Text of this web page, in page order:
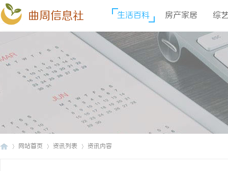
曲周信息社 生活百科 房产家居 综
网站首页 资讯列表 资讯内容